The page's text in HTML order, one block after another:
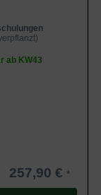
ab KW43
257,90 €